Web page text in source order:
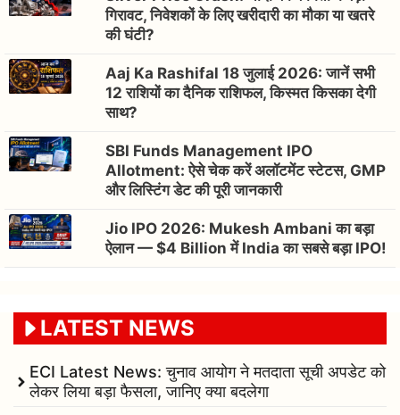
गिरावट, निवेशकों के लिए खरीदारी का मौका या खतरे
की घंटी?
Aaj Ka Rashifal 18 जुलाई 2026: जानें सभी
12 राशियों का दैनिक राशिफल, किस्मत किसका देगी
साथ?
SBI Funds Management IPO
Allotment: ऐसे चेक करें अलॉटमेंट स्टेटस, GMP
और लिस्टिंग डेट की पूरी जानकारी
Jio IPO 2026: Mukesh Ambani का बड़ा
ऐलान — $4 Billion में India का सबसे बड़ा IPO!
LATEST NEWS
ECI Latest News: चुनाव आयोग ने मतदाता सूची अपडेट को
लेकर लिया बड़ा फैसला, जानिए क्या बदलेगा